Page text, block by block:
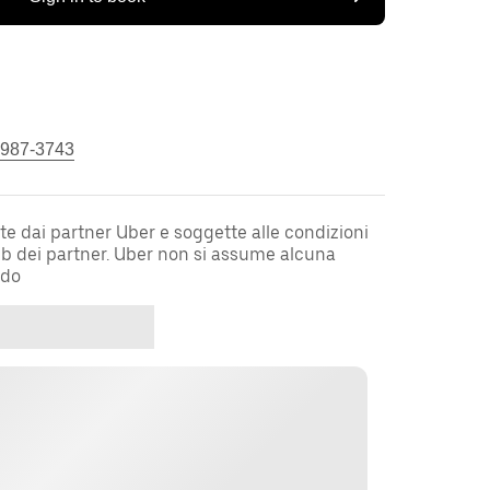
3743
dai partner Uber e soggette alle condizioni
dei partner. Uber non si assume alcuna